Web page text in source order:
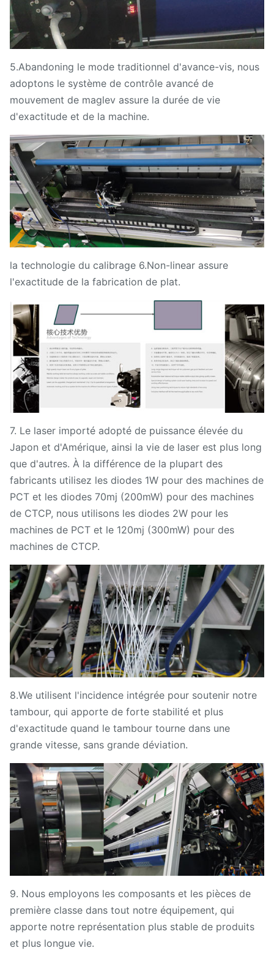
5.Abandoning le mode traditionnel d'avance-vis, nous
adoptons le système de contrôle avancé de
mouvement de maglev assure la durée de vie
d'exactitude et de la machine.
la technologie du calibrage 6.Non-linear assure
l'exactitude de la fabrication de plat.
7. Le laser importé adopté de puissance élevée du
Japon et d'Amérique, ainsi la vie de laser est plus long
que d'autres. À la différence de la plupart des
fabricants utilisez les diodes 1W pour des machines de
PCT et les diodes 70mj (200mW) pour des machines
de CTCP, nous utilisons les diodes 2W pour les
machines de PCT et le 120mj (300mW) pour des
machines de CTCP.
8.We utilisent l'incidence intégrée pour soutenir notre
tambour, qui apporte de forte stabilité et plus
d'exactitude quand le tambour tourne dans une
grande vitesse, sans grande déviation.
9. Nous employons les composants et les pièces de
première classe dans tout notre équipement, qui
apporte notre représentation plus stable de produits
et plus longue vie.